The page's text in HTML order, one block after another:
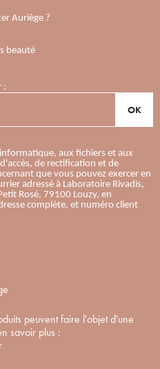
Auriège ?
beauté
:
OK
aux fichiers et aux
de rectification et de
que vous pouvez exercer en
adressé à Laboratoire Rivadis,
Rosé, 79100 Louzy, en
complète, et numéro client
peuvent faire l'objet d'une
savoir plus :